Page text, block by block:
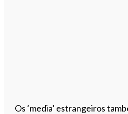
Os ‘media’ estrangeiros